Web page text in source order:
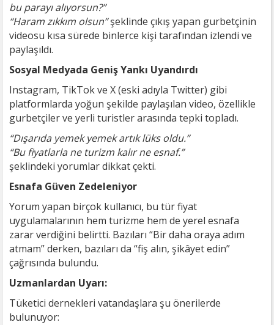
bu parayı alıyorsun?”
“Haram zıkkım olsun”şeklinde çıkış yapan gurbetçinin
videosu kısa sürede binlerce kişi tarafından izlendi ve
paylaşıldı.
Sosyal Medyada Geniş Yankı Uyandırdı
Instagram, TikTok ve X (eski adıyla Twitter) gibi
platformlarda yoğun şekilde paylaşılan video, özellikle
gurbetçiler ve yerli turistler arasında tepki topladı.
“Dışarıda yemek yemek artık lüks oldu.”
“Bu fiyatlarla ne turizm kalır ne esnaf.”
şeklindeki yorumlar dikkat çekti.
Esnafa Güven Zedeleniyor
Yorum yapan birçok kullanıcı, bu tür fiyat
uygulamalarının hem turizme hem de yerel esnafa
zarar verdiğini belirtti. Bazıları “Bir daha oraya adım
atmam” derken, bazıları da “fiş alın, şikâyet edin”
çağrısında bulundu.
Uzmanlardan Uyarı:
Tüketici dernekleri vatandaşlara şu önerilerde
bulunuyor: